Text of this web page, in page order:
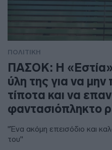
ΠΟΛΙΤΙΚΗ
ΠΑΣΟΚ: Η
ύλη της για να
τίποτα και να
φαντασιόπληκτο
"Ένα ακόμη επεισόδιο και
του"